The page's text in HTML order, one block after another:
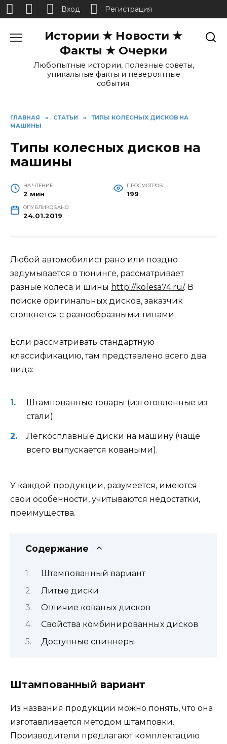
Истории ★ Новости ★
Факты ★ Очерки
Любопытные истории, полезные советы,
уникальные факты и невероятные
события.
ГЛАВНАЯ » СТАТЬИ »
ТИПЫ КОЛЕСНЫХ ДИСКОВ НА
МАШИНЫ
Типы колесных дисков на
машины
НА ЧТЕНИЕ
2 мин
ПРОСМОТРОВ
199
ОПУБЛИКОВАНО
24.01.2019
Любой автомобилист рано или поздно
задумывается о тюнинге, рассматривает
разные колеса и шины http://kolesa74.ru/. В
поиске оригинальных дисков, заказчик
столкнется с разнообразными типами.
Если рассматривать стандартную
классификацию, там представлено всего два
вида:
Штампованные товары (изготовленные из
стали).
Легкосплавные диски на машину (чаще
всего выпускается коваными).
У каждой продукции, разумеется, имеются
свои особенности, учитываются недостатки,
преимущества.
Содержание
Штампованный вариант
Литые диски
Отличие кованых дисков
Свойства комбинированных дисков
Доступные спиннеры
Штампованный вариант
Из названия продукции можно понять, что она
изготавливается методом штамповки.
Производители предлагают комплектацию
Вход Регистрация